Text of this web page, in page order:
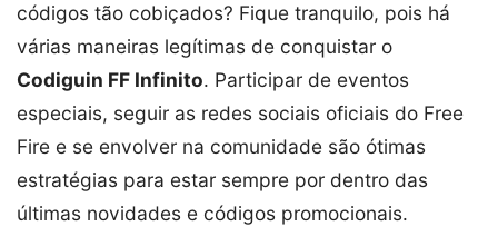
códigos tão cobiçados? Fique tranquilo, pois há
várias maneiras legítimas de conquistar o
Codiguin FF Infinito. Participar de eventos
especiais, seguir as redes sociais oficiais do Free
Fire e se envolver na comunidade são ótimas
estratégias para estar sempre por dentro das
últimas novidades e códigos promocionais.